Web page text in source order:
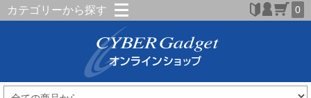
カテゴリーから探す 0